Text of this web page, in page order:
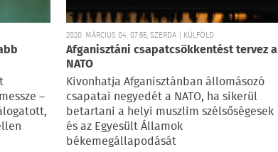
–
2020. MÁRCIUS 04. 07:55, SZERDA | KÜLFÖLD
Afganisztáni csapatcsökkentést tervez a
NATO
Kivonhatja Afganisztánban állomásozó
csapatai negyedét a NATO, ha sikerül
betartani a helyi muszlim szélsőségesek
és az Egyesült Államok
békemegállapodását